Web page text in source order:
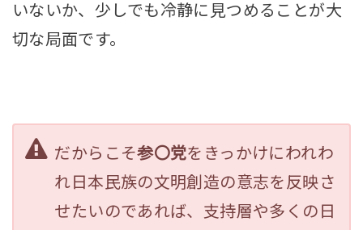
いないか、少しでも冷静に見つめることが大
切な局面です。
だからこそ参〇党をきっかけにわれわ
れ日本民族の文明創造の意志を反映さ
せたいのであれば、支持層や多くの日